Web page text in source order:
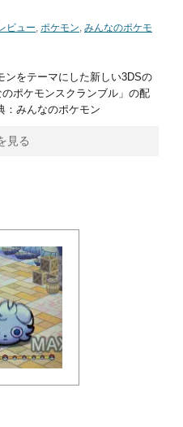
ビュー, ポケモン, みんなのポケモ
ンをテーマにした新しい3DSの
ポケモンスクランブル」の配
：みんなのポケモン
見る